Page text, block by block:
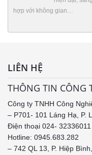
hợp với không gian…
LIÊN HỆ
THÔNG TIN CÔNG
Công ty TNHH Công
– P701- 101 Láng Hạ, P.
Điện thoại 024-
Hotline: 0945.683.282
– 742 QL 13, P. Hiệp